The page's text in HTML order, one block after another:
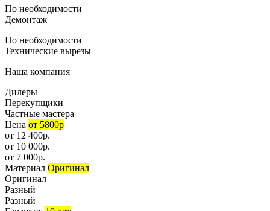
По необходимости
Демонтаж
По необходимости
Технические вырезы
Наша компания
Дилеры
Перекупщики
Частные мастера
Цена от 5800р
от 12 400р.
от 10 000р.
от 7 000р.
Материал Оригинал
Оригинал
Разный
Разный